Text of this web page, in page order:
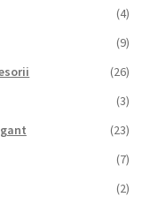
(4)
(9)
(26)
(3)
(23)
(7)
(2)